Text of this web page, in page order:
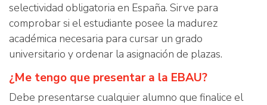
selectividad obligatoria en España. Sirve para
comprobar si el estudiante posee la madurez
académica necesaria para cursar un grado
universitario y ordenar la asignación de plazas.
¿Me tengo que presentar a la EBAU?
Debe presentarse cualquier alumno que finalice el